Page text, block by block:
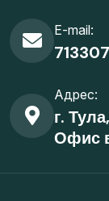
E-mail:
Адрес:
г.
Офис